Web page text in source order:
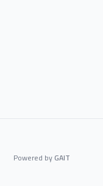
Powered byGAIT